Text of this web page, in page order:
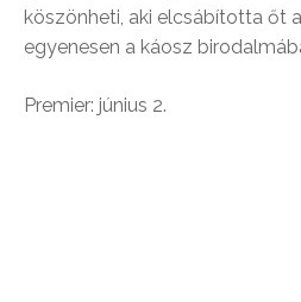
köszönheti, aki elcsábította őt
egyenesen a káosz
Premier: június 2.